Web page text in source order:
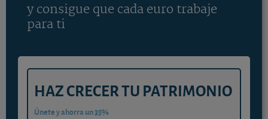
y consigue que cada euro trabaje
para ti
HAZ CRECER TU PATRIMONIO
Únete y ahorra un 35%